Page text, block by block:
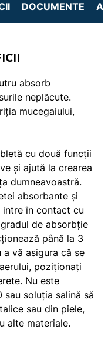
DOCUMENTE
absorb
neplăcute.
mucegaiului,
cu două funcții
și ajută la crearea
dumneavoastră.
absorbante și
în contact cu
de absorbție
până la 3
a vă asigura că se
poziționați
Nu este
soluția salină să
sau din piele,
alte materiale.